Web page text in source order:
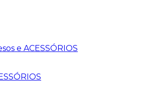
e ACESSÓRIOS